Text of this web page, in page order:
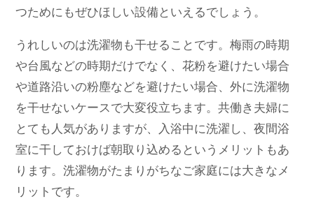
つためにもぜひほしい設備といえるでしょう。
うれしいのは洗濯物も干せることです。梅雨の時期
や台風などの時期だけでなく、花粉を避けたい場合
や道路沿いの粉塵などを避けたい場合、外に洗濯物
を干せないケースで大変役立ちます。共働き夫婦に
とても人気がありますが、入浴中に洗濯し、夜間浴
室に干しておけば朝取り込めるというメリットもあ
ります。洗濯物がたまりがちなご家庭には大きなメ
リットです。